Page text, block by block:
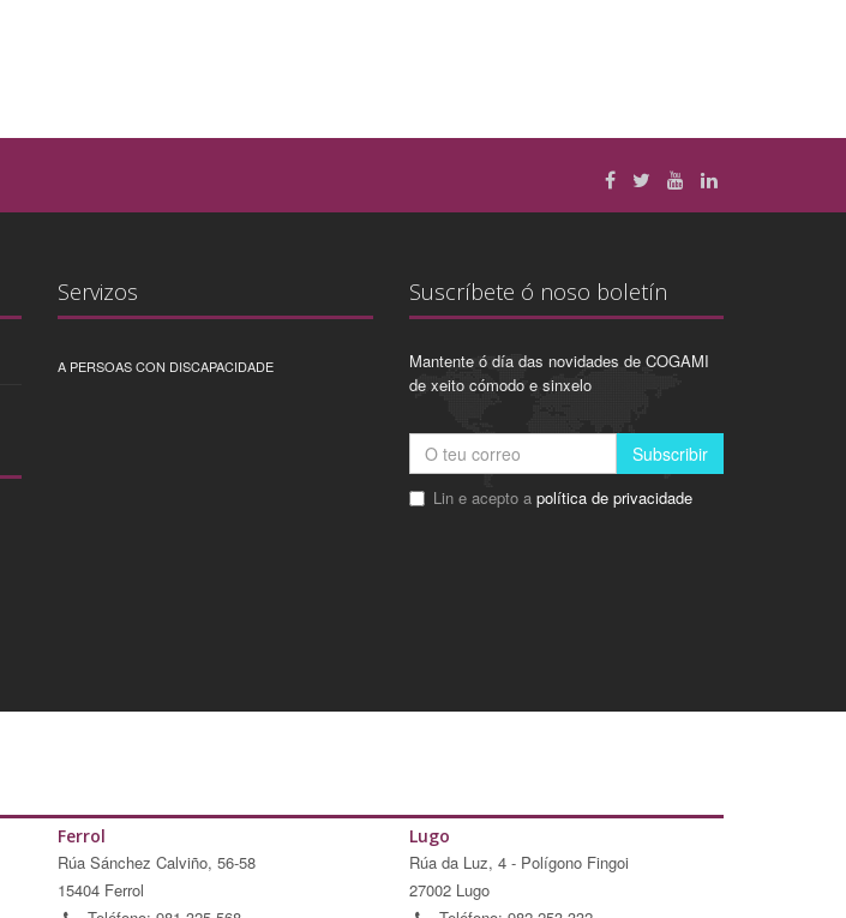
Servizos
A PERSOAS CON DISCAPACIDADE
Suscríbete ó noso boletín
Mantente ó día das novidades de COGAMI
de xeito cómodo e sinxelo
Subscribir
Lin e acepto a política de privacidade
Ferrol
Rúa Sánchez Calviño, 56-58
15404 Ferrol
Lugo
Rúa da Luz, 4 - Polígono Fingoi
27002 Lugo